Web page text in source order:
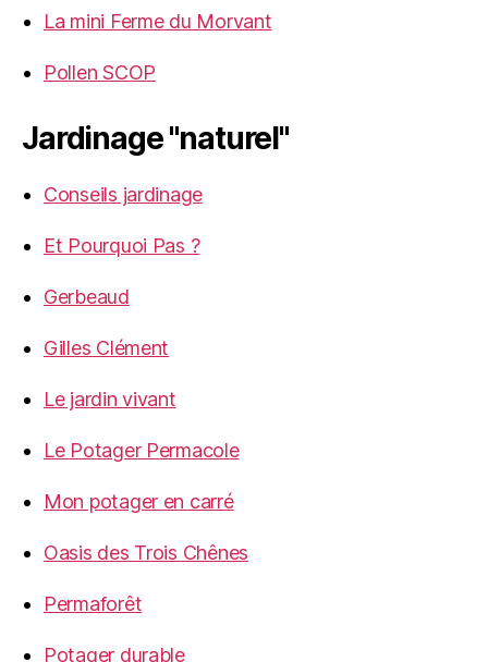
La mini Ferme du Morvant
Pollen SCOP
Jardinage "naturel"
Conseils jardinage
Et Pourquoi Pas ?
Gerbeaud
Gilles Clément
Le jardin vivant
Le Potager Permacole
Mon potager en carré
Oasis des Trois Chênes
Permaforêt
Potager durable